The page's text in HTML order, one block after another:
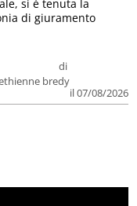
di
bredy
il 07/08/2026
si è tenuta la
di giuramento